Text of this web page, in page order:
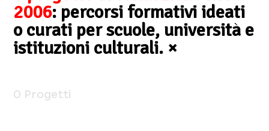
2006: percorsi formativi ideati
o curati per scuole, università e
istituzioni culturali. ×
0 Progetti